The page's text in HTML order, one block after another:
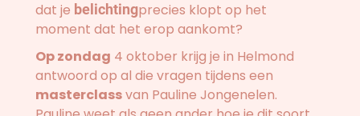
dat je belichtingprecies klopt op het
moment dat het erop aankomt?
Op zondag 4 oktober krijg je in Helmond
antwoord op al die vragen tijdens een
masterclassvan Pauline Jongenelen.